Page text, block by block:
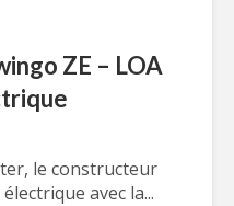
ZE – LOA
le constructeur
avec la...